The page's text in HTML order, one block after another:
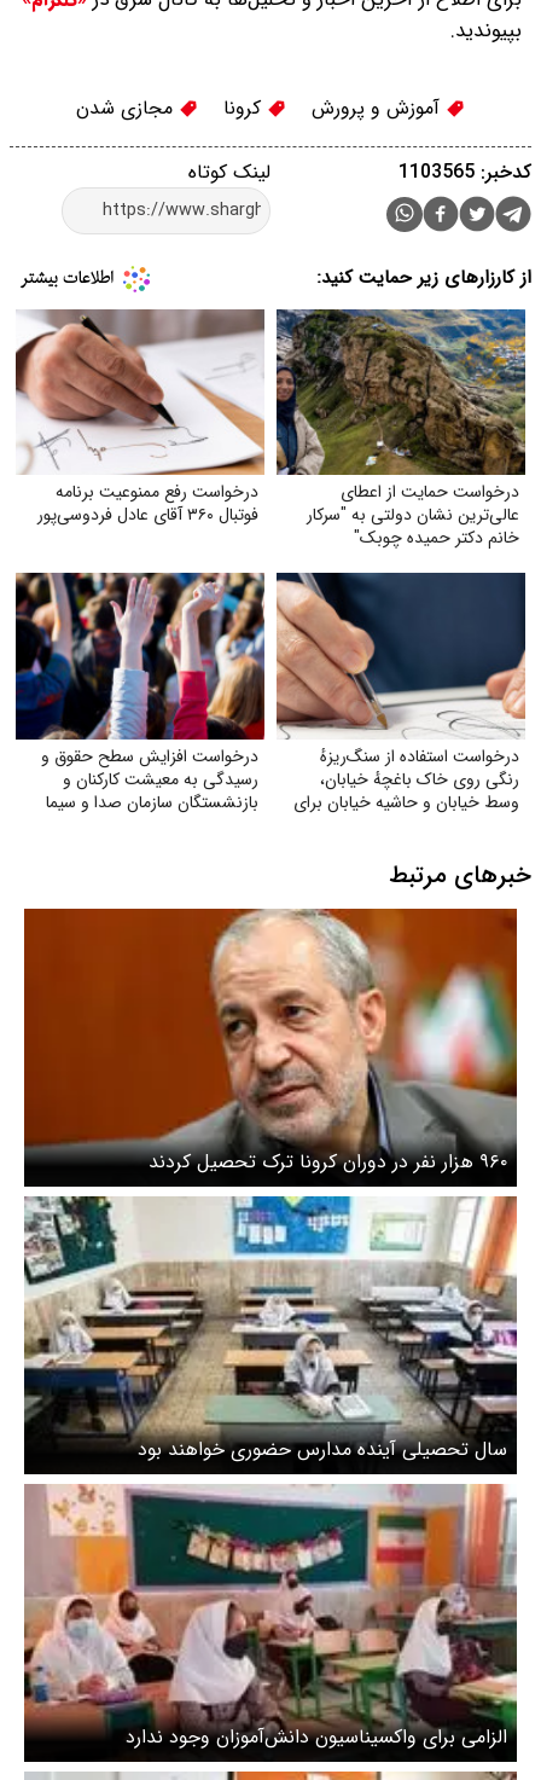
بپیوندید.
آموزش و پرورش کرونا مجازی شدن
لینک کوتاه کدخبر: 1103565
از کارزارهای زیر حمایت کنید:
درخواست حمایت از اعطای
عالی‌ترین نشان دولتی به "سرکار
خانم دکتر حمیده چوبک"
درخواست رفع ممنوعیت برنامه
فوتبال ۳۶۰ آقای عادل فردوسی‌پور
درخواست استفاده از سنگ‌ریزهٔ
رنگی روی خاک باغچهٔ خیابان،
وسط خیابان و حاشیه خیابان برای
درخواست افزایش سطح حقوق و
رسیدگی به معیشت کارکنان و
بازنشستگان سازمان صدا و سیما
خبرهای مرتبط
۹۶۰ هزار نفر در دوران کرونا ترک تحصیل کردند
سال تحصیلی آینده مدارس حضوری خواهند بود
الزامی برای واکسیناسیون دانش‌آموزان وجود ندارد